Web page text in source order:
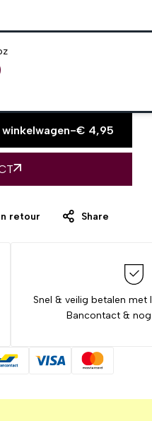
-€ 4,95
retour Share
Snel & veilig betalen met
Bancontact &